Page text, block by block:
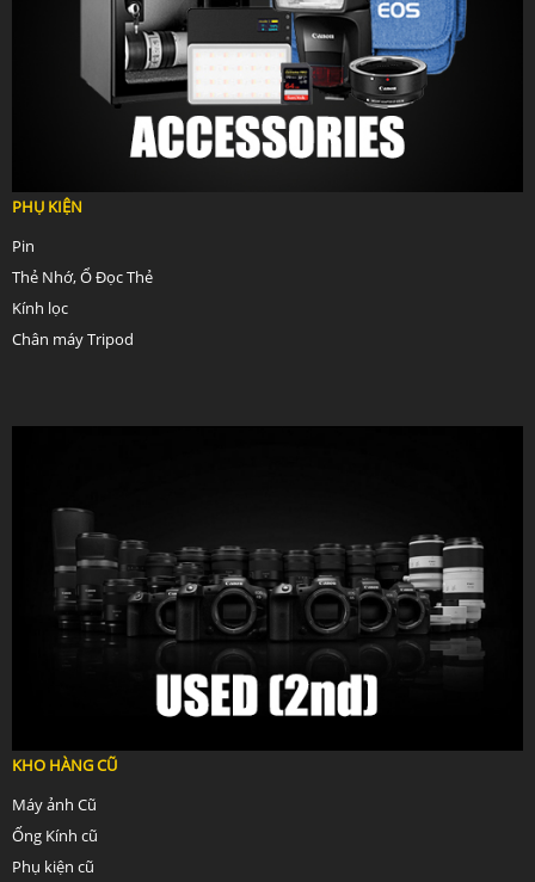
PHỤ KIỆN
Pin
Thẻ Nhớ, Ổ Đọc Thẻ
Kính lọc
Chân máy Tripod
KHO HÀNG CŨ
Máy ảnh Cũ
Ống Kính cũ
Phụ kiện cũ